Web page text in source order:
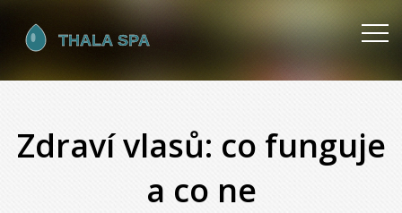
Zdraví vlasů: co funguje
a co ne